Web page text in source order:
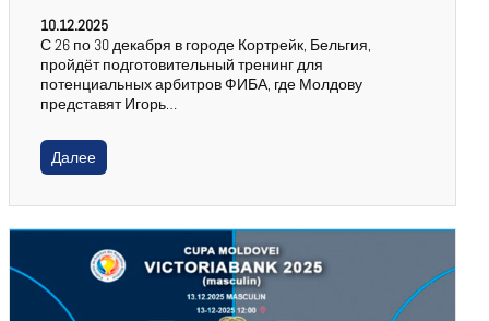
10.12.2025
С 26 по 30 декабря в городе Кортрейк, Бельгия,
пройдёт подготовительный тренинг для
потенциальных арбитров ФИБА, где Молдову
представят Игорь…
Далее